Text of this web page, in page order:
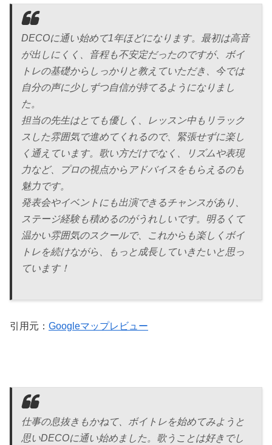
DECOに通い始めて1年ほどになります。最初は高音
が出しにくく、音程も不安定だったのですが、ボイ
トレの基礎からしっかりと教えていただき、今では
自分の声に少しずつ自信が持てるようになりまし
た。
担当の先生はとても優しく、レッスン中もリラック
スした雰囲気で進めてくれるので、緊張せずに楽し
く通えています。歌い方だけでなく、リズムや表現
力など、プロの視点からアドバイスをもらえるのも
魅力です。
発表会やイベントにも出演できるチャンスがあり、
ステージ経験も積めるのがうれしいです。明るくて
温かい雰囲気のスクールで、これからも楽しくボイ
トレを続けながら、もっと成長していきたいと思っ
ています！
引用元： Googleマップレビュー
仕事の息抜きもかねて、ボイトレを始めてみようと
思いDECOに通い始めました。歌うことは好きでし